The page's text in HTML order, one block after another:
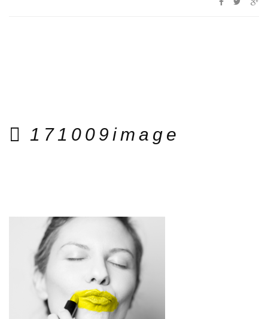
171009image